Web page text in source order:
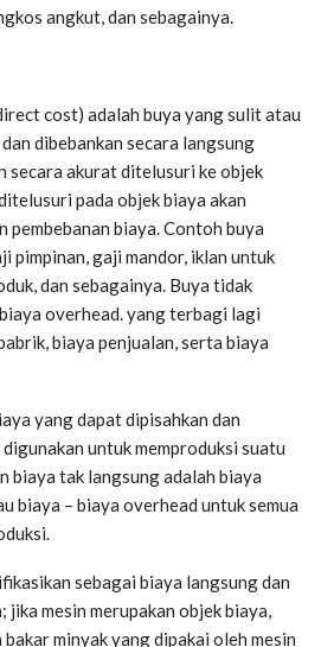
angkut, dan sebagainya.
cost) adalah buya yang sulit atau
dibebankan secara langsung
secara akurat ditelusuri ke objek
pada objek biaya akan
pembebanan biaya. Contoh buya
pimpinan, gaji mandor, iklan untuk
dan sebagainya. Buya tidak
overhead. yang terbagi lagi
biaya penjualan, serta biaya
yang dapat dipisahkan dan
untuk memproduksi suatu
biaya tak langsung adalah biaya
biaya – biaya overhead untuk semua
sebagai biaya langsung dan
mesin merupakan objek biaya,
minyak yang dipakai oleh mesin